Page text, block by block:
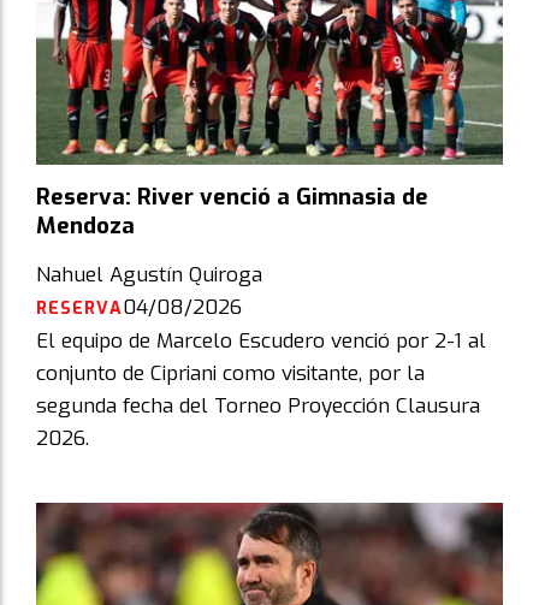
Reserva: River venció a Gimnasia de
Mendoza
Nahuel Agustín Quiroga
RESERVA04/08/2026
El equipo de Marcelo Escudero venció por 2-1 al
conjunto de Cipriani como visitante, por la
segunda fecha del Torneo Proyección Clausura
2026.